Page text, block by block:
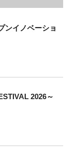
ンイノベーショ
2026～